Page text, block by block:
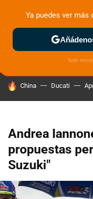
ZONA DE PRUEBAS
HOY SE HABLA DE
China Ducati
Andrea
propuestas
Suzuki"
Ya puedes ver
Solo